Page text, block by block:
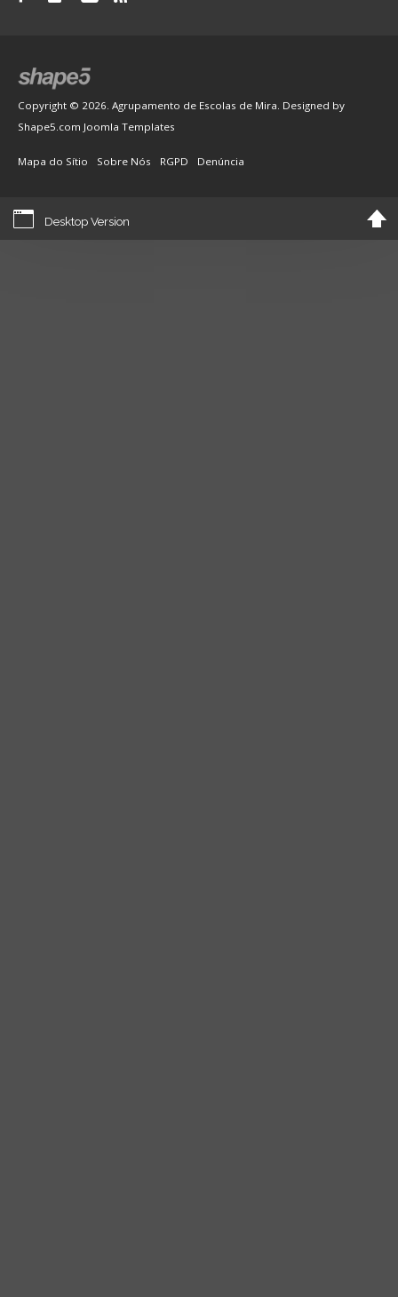
Copyright © 2026. Agrupamento de Escolas de Mira. Designed by
Shape5.com Joomla Templates
Mapa do Sítio Sobre Nós RGPD Denúncia
Desktop Version